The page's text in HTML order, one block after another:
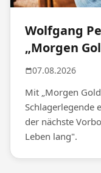
Wolfgang
„Morgen
07.08.2026
Mit „Morgen
Schlagerlegende
der nächste
Leben lang".